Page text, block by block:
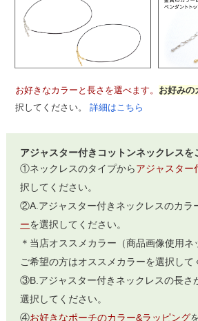
お好きなカラーと長さを選べます。 お好みの
択してください。 詳細はこちら
アジャスター付きコットンネックレス
①ネックレスのタイプから アジャスター
択してください。
②A.アジャスター付きネックレスのカラ
ーを選択してください。
＊当店オススメカラー（商品画像使用ネ
ご希望の方はオススメカラーを選択して
③B.アジャスター付きネックレスの長さ
選択してください。
④お好きなポーチのカラー&ラッピング